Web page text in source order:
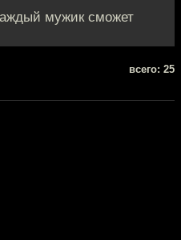
мужик сможет
всего: 25